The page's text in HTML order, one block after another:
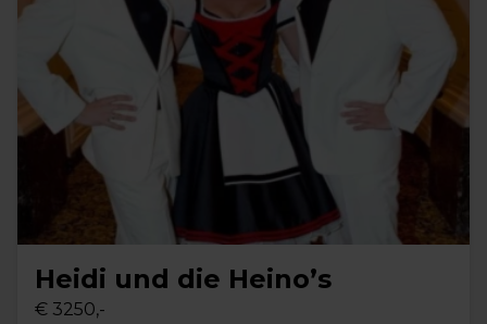
Heidi und die Heino’s
€ 3250,-